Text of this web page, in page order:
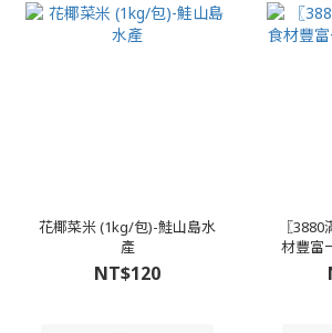
花椰菜米 (1kg/包)-鮭山島水
產
NT$120
〖
材豐富